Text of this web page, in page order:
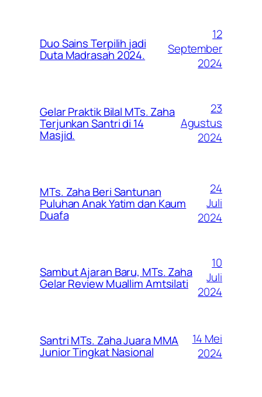
Duo Sains Terpilih jadi
Duta Madrasah 2024.
12
September
2024
Gelar Praktik Bilal MTs. Zaha
Terjunkan Santri di 14
Masjid.
23
Agustus
2024
MTs. Zaha Beri Santunan
Puluhan Anak Yatim dan Kaum
Duafa
24
Juli
2024
Sambut Ajaran Baru, MTs. Zaha
Gelar Review Muallim Amtsilati
10
Juli
2024
Santri MTs. Zaha Juara MMA
Junior Tingkat Nasional
14 Mei
2024